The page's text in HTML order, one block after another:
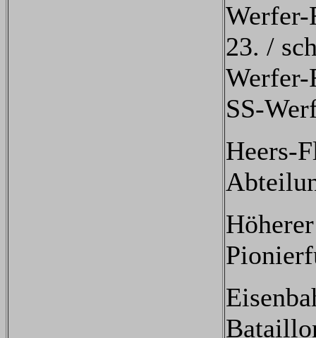
Werfer-
23. /
Werfer-
SS-
Heers-
Höherer